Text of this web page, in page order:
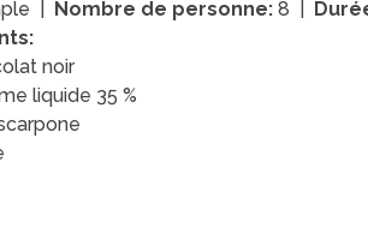
| Nombre de personne: 8 |
noir
liquide 35 %